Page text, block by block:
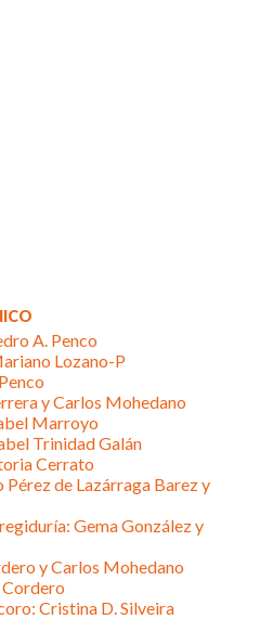
A. Penco
Lozano-P
y Carlos Mohedano
Marroyo
Trinidad Galán
Cerrato
de Lazárraga Barez y
Gema González y
y Carlos Mohedano
Cordero
Cristina D. Silveira